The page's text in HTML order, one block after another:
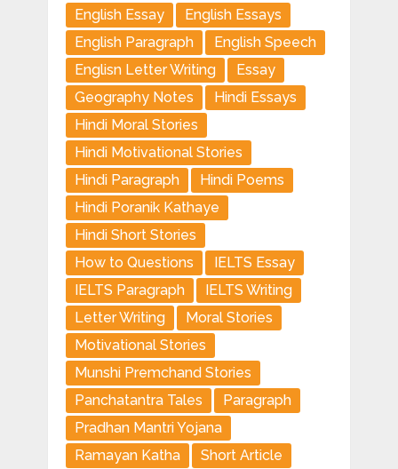
English Essay
English Essays
English Paragraph
English Speech
Englisn Letter Writing
Essay
Geography Notes
Hindi Essays
Hindi Moral Stories
Hindi Motivational Stories
Hindi Paragraph
Hindi Poems
Hindi Poranik Kathaye
Hindi Short Stories
How to Questions
IELTS Essay
IELTS Paragraph
IELTS Writing
Letter Writing
Moral Stories
Motivational Stories
Munshi Premchand Stories
Panchatantra Tales
Paragraph
Pradhan Mantri Yojana
Ramayan Katha
Short Article